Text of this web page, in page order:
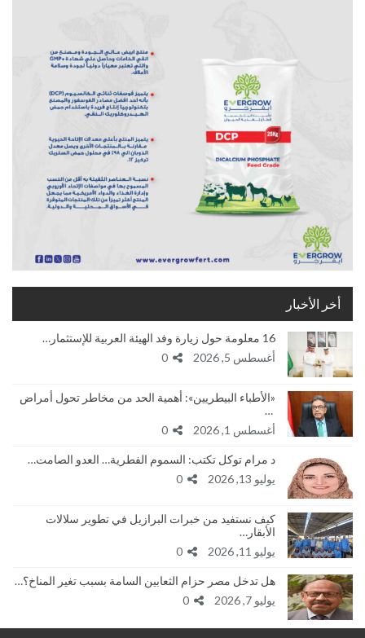
أخر الأخبار
16 معلومة حول زيارة وفد الهيئة العربية للإستثمار…
أغسطس 5, 2026
«الأطباء البيطريين»: أهمية الحد من مخاطر تحول أمراض
…
أغسطس 1, 2026
د مرام توكل تكتب: السموم الفطرية… العدو الصامت…
يوليو 13, 2026
كيف نستفيد من خبرات البرازيل في تطوير سلالات
الأبقار…
يوليو 11, 2026
هل تدخل مصر حزام الثعابين السامة بسبب تغير المناخ؟…
يوليو 7, 2026